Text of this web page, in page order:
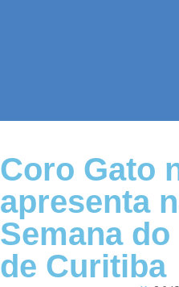
Coro Gato
apresenta
Semana
de Curitiba